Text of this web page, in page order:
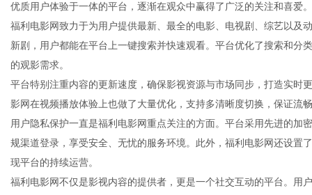
优质用户体验于一体的平台，逐渐在观众中赢得了广泛的关注和喜爱。
福利电影网致力于为用户提供最新、最全的电影、电视剧、综艺以及
新剧，用户都能在平台上一键搜索并快速观看。平台优化了搜索和分
的观影需求。
平台特别注重内容的更新速度，确保影视资源与市场同步，打造实时
影网在视频播放体验上也做了大量优化，支持多清晰度切换，保证流
用户隐私保护一直是福利电影网重点关注的方面。平台采用先进的加
规渠道登录，享受安全、无忧的服务环境。此外，福利电影网还设置
现平台的持续运营。
福利电影网不仅是影视内容的提供者，更是一个社交互动的平台。用